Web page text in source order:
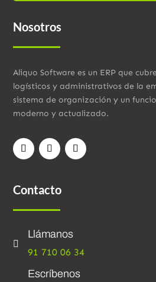
Nosotros
Aliquo Software es un ERP que
logísticos y administrativos de la
sistema de organización y un
moderno y actualizado.
Contacto

Llámanos
91 710 06 34
Escríbenos